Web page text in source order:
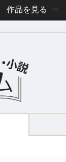
作品を見る